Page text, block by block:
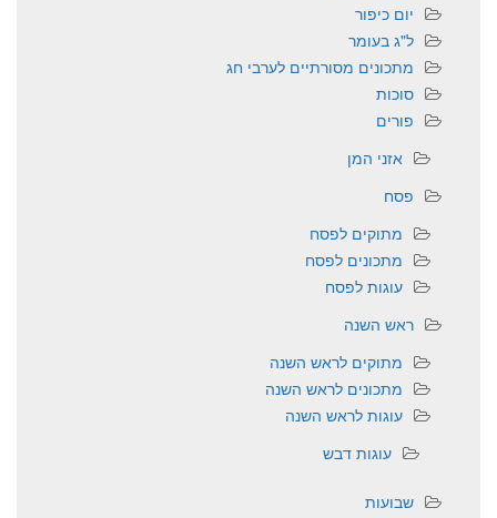
יום כיפור
ל"ג בעומר
מתכונים מסורתיים לערבי חג
סוכות
פורים
אזני המן
פסח
מתוקים לפסח
מתכונים לפסח
עוגות לפסח
ראש השנה
מתוקים לראש השנה
מתכונים לראש השנה
עוגות לראש השנה
עוגות דבש
שבועות